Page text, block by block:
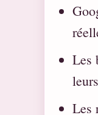
Les
Les